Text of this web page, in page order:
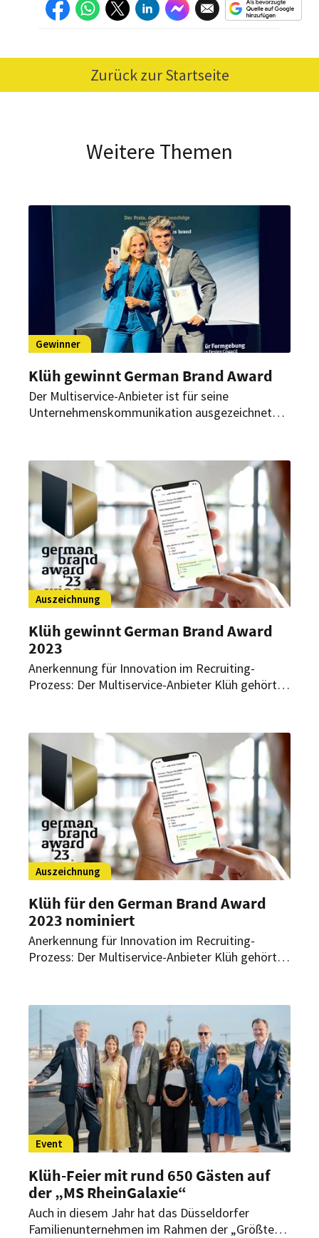
Zurück zur Startseite
Weitere Themen
Gewinner
Klüh gewinnt German Brand Award
Der Multiservice-Anbieter ist für seine
Unternehmenskommunikation ausgezeichnet
& Content Marketing“ die Jury überzeugen.
Auszeichnung
Klüh gewinnt German Brand Award
2023
Anerkennung für Innovation im Recruiting-
Prozess: Der Multiservice-Anbieter Klüh gehört
die besten Produkt- und Unternehmensmarken
sowie die stärksten Kampagnen, Konzepte und
Strategien. Wofür wurde Klüh ausgezeichnet?
Auszeichnung
Klüh für den German Brand Award
2023 nominiert
Anerkennung für Innovation im Recruiting-
Prozess: Der Multiservice-Anbieter Klüh gehört
Unternehmen ausgezeichnet werden?
Event
Klüh-Feier mit rund 650 Gästen auf
der „MS RheinGalaxie“
Auch in diesem Jahr hat das Düsseldorfer
Familienunternehmen im Rahmen der „Größten